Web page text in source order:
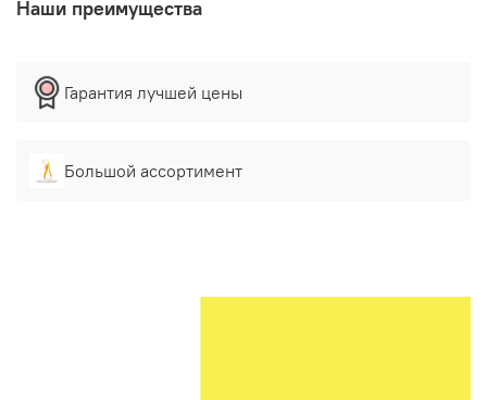
Наши преимущества
Гарантия лучшей цены
Большой ассортимент